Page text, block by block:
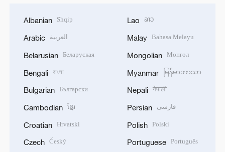
Albanian Shqip
Arabic العربية
Belarusian Беларуская
Bengali বাংলা
Bulgarian Български
Cambodian ខ្មែរ
Croatian Hrvatski
Czech Český
Lao ລາວ
Malay Bahasa Melayu
Mongolian Монгол
Myanmar မြန်မာဘာသာ
Nepali नेपाली
Persian فارسی
Polish Polski
Portuguese Português